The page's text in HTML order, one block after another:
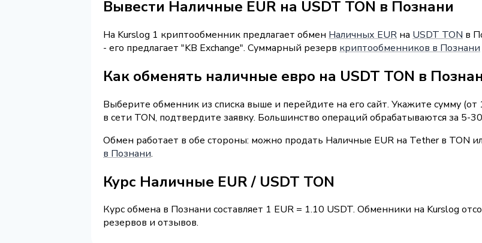
Вывести Наличные EUR на USDT TON в Познани
На Kurslog 1 криптообменник предлагает обмен Наличных EUR на USDT TON в
- его предлагает "KB Exchange". Суммарный резерв криптообменников в Познани
Как обменять наличные евро на USDT TON в
Выберите обменник из списка выше и перейдите на его сайт. Укажите сумму
в сети TON, подтвердите заявку. Большинство операций обрабатываются за 5-
Обмен работает в обе стороны: можно продать Наличные EUR на Tether в TON
в Познани.
Курс Наличные EUR / USDT TON
Курс обмена в Познани составляет 1 EUR = 1.10 USDT. Обменники на Kurslog
резервов и отзывов.